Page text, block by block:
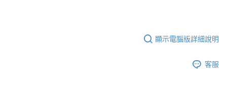
顯示電腦版詳細說明
客服